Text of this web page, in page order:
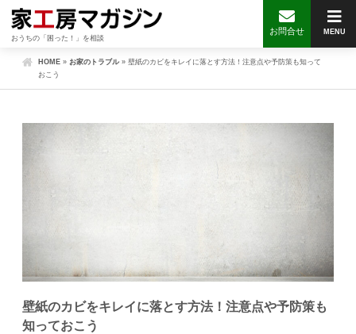
おうちの「困った！」を相談
MENU
お問合せ
HOME » お家のトラブル » 壁紙のカビをキレイに落とす方法！注意点や予防策も知って
おこう
壁紙のカビをキレイに落とす方法！注意点や予防策も
知っておこう